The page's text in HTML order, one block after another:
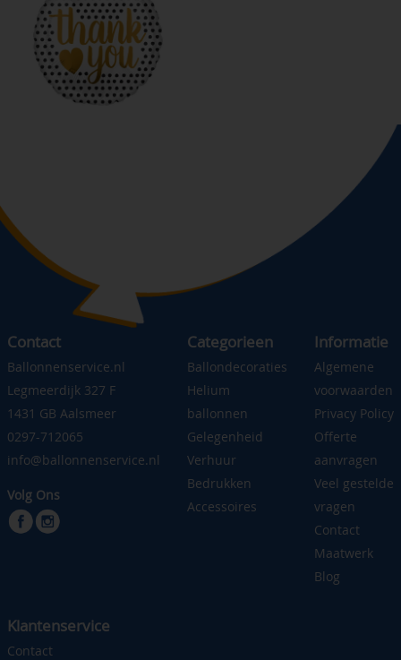
Contact
Ballonnenservice.nl
Legmeerdijk 327 F
1431 GB Aalsmeer
0297-712065
info@ballonnenservice.nl
Volg Ons
Categorieen
Ballondecoraties
Helium
ballonnen
Gelegenheid
Verhuur
Bedrukken
Accessoires
Informatie
Algemene
voorwaarden
Privacy Policy
Offerte
aanvragen
Veel gestelde
vragen
Contact
Maatwerk
Blog
Klantenservice
Contact